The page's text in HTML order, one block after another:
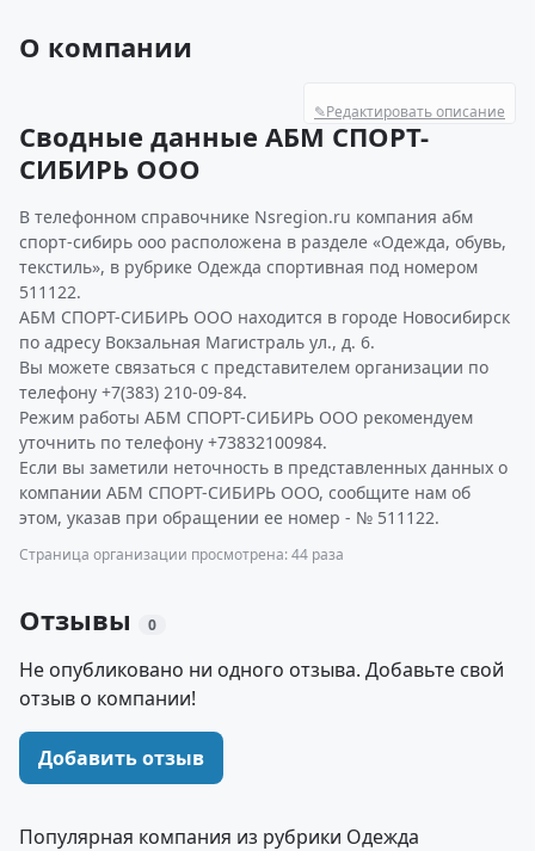
О компании
✎Редактировать описание
Сводные данные АБМ СПОРТ-
СИБИРЬ ООО
В телефонном справочнике Nsregion.ru компания абм
спорт-сибирь ооо расположена в разделе «Одежда, обувь,
текстиль», в рубрике Одежда спортивная под номером
511122.
АБМ СПОРТ-СИБИРЬ ООО находится в городе Новосибирск
по адресу Вокзальная Магистраль ул., д. 6.
Вы можете связаться с представителем организации по
телефону +7(383) 210-09-84.
Режим работы АБМ СПОРТ-СИБИРЬ ООО рекомендуем
уточнить по телефону +73832100984.
Если вы заметили неточность в представленных данных о
компании АБМ СПОРТ-СИБИРЬ ООО, сообщите нам об
этом, указав при обращении ее номер - № 511122.
Страница организации просмотрена: 44 раза
Отзывы 0
Не опубликовано ни одного отзыва. Добавьте свой
отзыв о компании!
Добавить отзыв
Популярная компания из рубрики Одежда